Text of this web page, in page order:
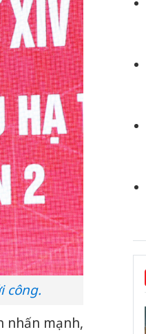
công.
nhấn mạnh,
công khai hàng ngàn